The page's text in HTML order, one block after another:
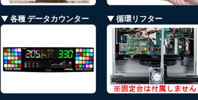
▼ 各種 データカウンター ▼ 循環リフター